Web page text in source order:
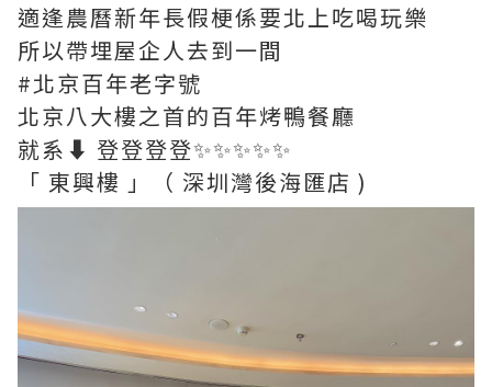
適逢農曆新年長假梗係要北上吃喝玩樂
所以帶埋屋企人去到一間
#北京百年老字號
北京八大樓之首的百年烤鴨餐廳
就系⬇ 登登登登✨✨✨✨✨
「 東興樓 」（ 深圳灣後海匯店 )